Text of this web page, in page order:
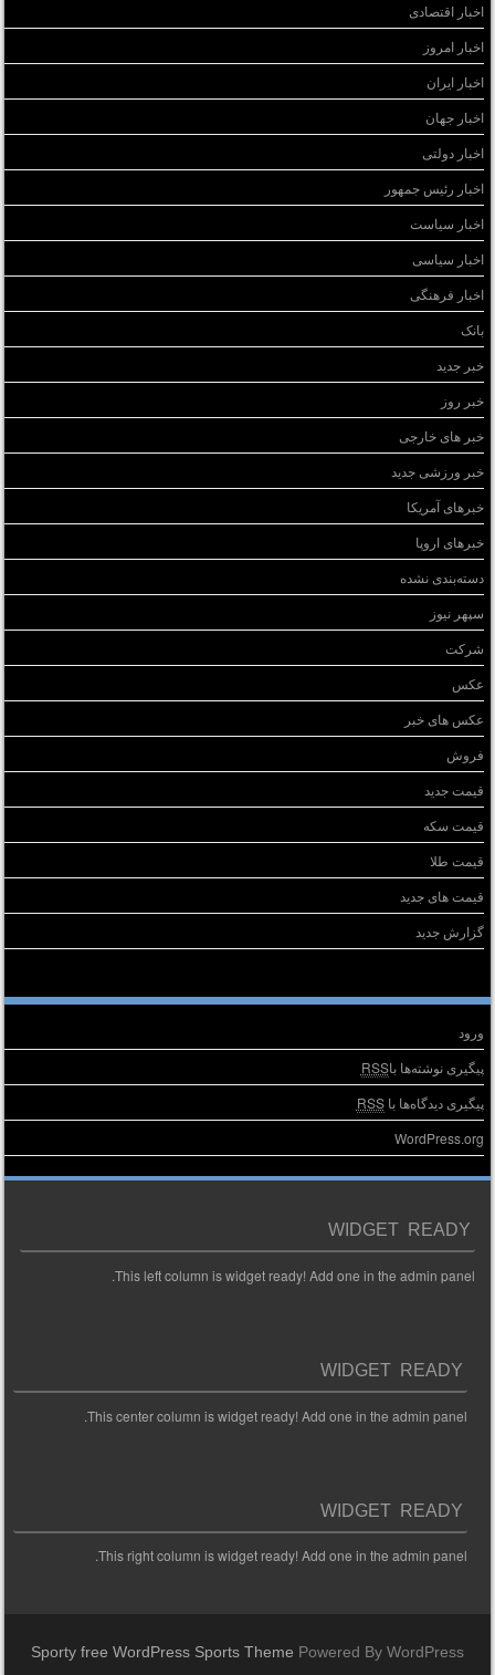
اخبار اقتصادی
اخبار امروز
اخبار ایران
اخبار جهان
اخبار دولتی
اخبار رئیس جمهور
اخبار سیاست
اخبار سیاسی
اخبار فرهنگی
بانک
خبر جدید
خبر روز
خبر های خارجی
خبر ورزشی جدید
خبرهای آمریکا
خبرهای اروپا
دسته‌بندی نشده
سپهر نیوز
شرکت
عکس
عکس های خبر
فروش
قیمت جدید
قیمت سکه
قیمت طلا
قیمت های جدید
گزارش جدید
ورود
پیگیری نوشته‌ها باRSS
پیگیری دیدگاه‌ها باRSS
WordPress.org
WIDGET READY
This left column is widget ready! Add one in the admin panel.
WIDGET READY
This center column is widget ready! Add one in the admin panel.
WIDGET READY
This right column is widget ready! Add one in the admin panel.
Sporty free WordPress Sports ThemePowered By WordPress